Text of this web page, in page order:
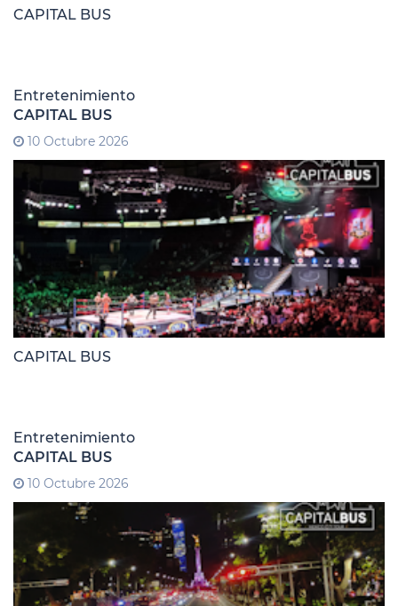
CAPITAL BUS
Entretenimiento
CAPITAL BUS
10 Octubre 2026
CAPITAL BUS
Entretenimiento
CAPITAL BUS
10 Octubre 2026